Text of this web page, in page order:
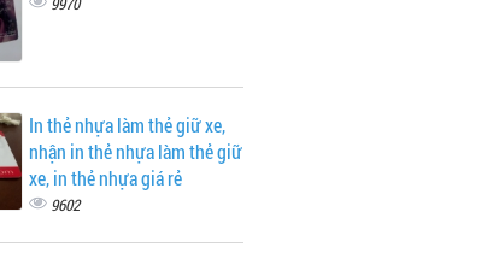
In thẻ nhựa làm thẻ giữ xe,
nhận in thẻ nhựa làm thẻ giữ
xe, in thẻ nhựa giá rẻ
9602